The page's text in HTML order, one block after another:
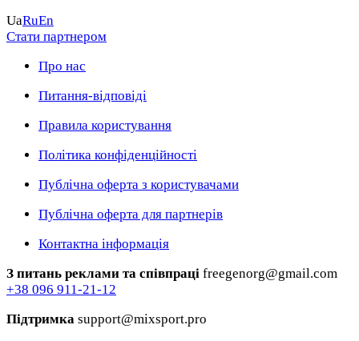
UaRuEn
Стати партнером
Про нас
Питання-відповіді
Правила користування
Політика конфіденційності
Публічна оферта з користувачами
Публічна оферта для партнерів
Контактна інформація
З питань реклами та співпраці freegenorg@gmail.com
+38 096 911-21-12
Підтримка support@mixsport.pro